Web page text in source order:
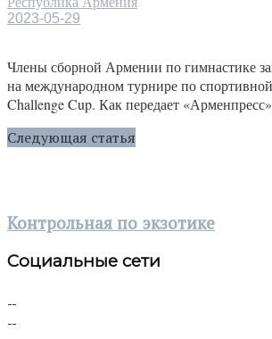
2023-05-29
Члены сборной Армении по гимнастике
на международном турнире по
Challenge Cup. Как передает
Следующая статья
Контрольная по экзотике
Социальные сети